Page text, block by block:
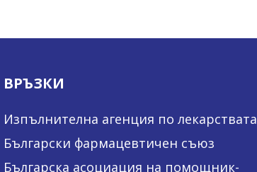
ВРЪЗКИ
Изпълнителна агенция по лекарствата
Български фармацевтичен съюз
Българска асоциация на помощник-